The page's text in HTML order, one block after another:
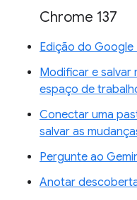
Chrome 137
Edição do Google
Modificar e salvar
espaço de
Conectar uma
salvar as
Pergunte ao
Anotar